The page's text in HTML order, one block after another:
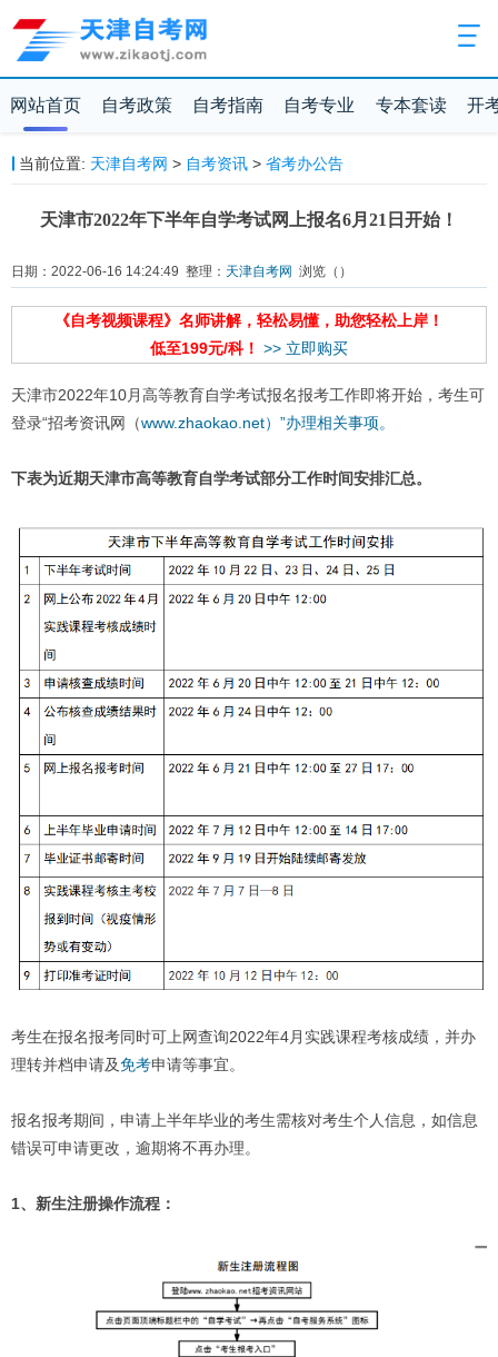
网站首页 自考政策 自考指南 自考专业 专本套读 开
当前位置: 天津自考网 > 自考资讯> 省考办公告
天津市2022年下半年自学考试网上报名6月21日开始！
日期：2022-06-16 14:24:49 整理： 天津自考网 浏览（ ）
《自考视频课程》名师讲解，轻松易懂，助您轻松上岸！
低至199元/科！ >> 立即购买
天津市2022年10月高等教育自学考试报名报考工作即将开始，考生可
登录“招考资讯网（www.zhaokao.net）”办理相关事项。
下表为近期天津市高等教育自学考试部分工作时间安排汇总。
考生在报名报考同时可上网查询2022年4月实践课程考核成绩，并办
理转并档申请及免考申请等事宜。
报名报考期间，申请上半年毕业的考生需核对考生个人信息，如信息
错误可申请更改，逾期将不再办理。
1、新生注册操作流程：